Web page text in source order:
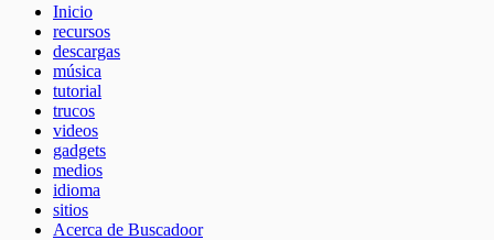
Inicio
recursos
descargas
música
tutorial
trucos
videos
gadgets
medios
idioma
sitios
Acerca de Buscadoor